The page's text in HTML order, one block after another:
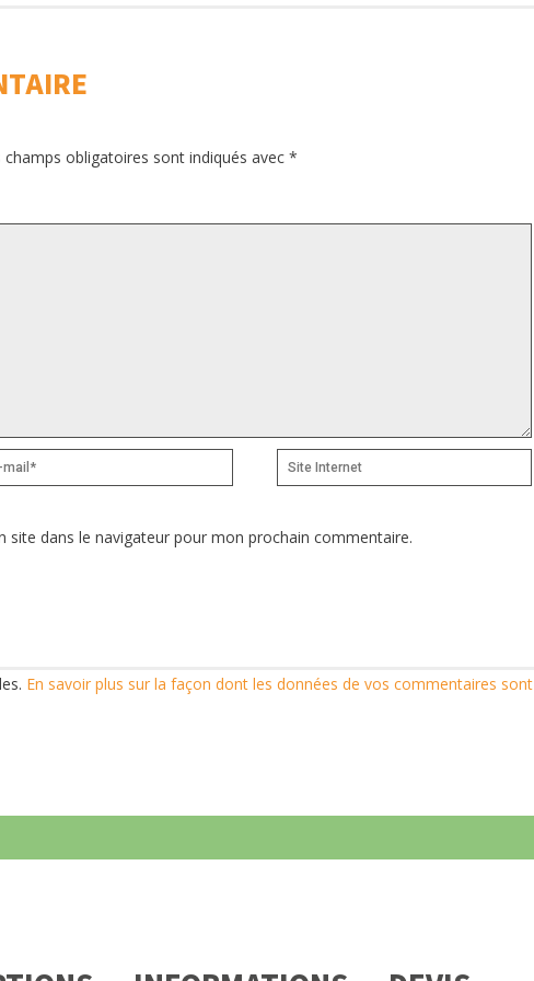
champs obligatoires sont indiqués avec *
Site
Internet
dans le navigateur pour mon prochain commentaire.
En savoir plus sur la façon dont les données de vos commentaires sont